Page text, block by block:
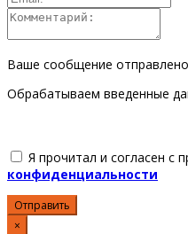
Ваше сообщение
Обрабатываем введенные
Я прочитал и согласен с
конфиденциальности
Отправить
×